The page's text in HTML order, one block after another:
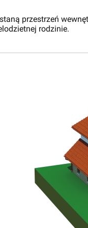
przestrzeń
rodzinie.